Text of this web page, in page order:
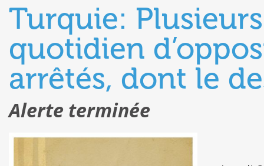
Turquie:
quotidien
arrêtés, dont le
Alerte terminée